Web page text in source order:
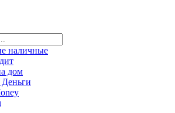
наличные
дом